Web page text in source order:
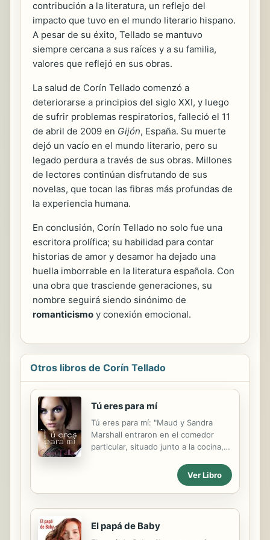
contribución a la literatura, un reflejo del
impacto que tuvo en el mundo literario hispano.
A pesar de su éxito, Tellado se mantuvo
siempre cercana a sus raíces y a su familia,
valores que reflejó en sus obras.
La salud de Corín Tellado comenzó a
deteriorarse a principios del siglo XXI, y luego
de sufrir problemas respiratorios, falleció el 11
de abril de 2009 en Gijón, España. Su muerte
dejó un vacío en el mundo literario, pero su
legado perdura a través de sus obras. Millones
de lectores continúan disfrutando de sus
novelas, que tocan las fibras más profundas de
la experiencia humana.
En conclusión, Corín Tellado no solo fue una
escritora prolífica; su habilidad para contar
historias de amor y desamor ha dejado una
huella imborrable en la literatura española. Con
una obra que trasciende generaciones, su
nombre seguirá siendo sinónimo de
romanticismo y conexión emocional.
Otros libros de Corín Tellado
Tú eres para mí
Tú eres para mí: "Maud y Sandra
Marshall entraron en el comedor
particular, situado junto a la cocina, y
por la puerta, Sandra dejándose caer
ante la mesa. Maud vestía un pijama
negro y una bata oscura. Su cabello
era rubio y lo llevaba enroscado en
veintidós años y unos ojos azules,
Ver Libro
El papá de Baby